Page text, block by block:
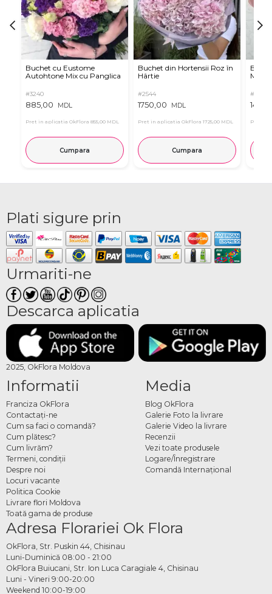
Buchet cu Eustome
Autohtone Mix cu Panglica
#3240
885,00 MDL
Pret in aplicatia OkFlora 855,00 MDL
Cumpara
Buchet din Hortensii Roz în
Hârtie
#2544
1750,00 MDL
Pret in aplicatia OkFlora 1725,00 MDL
Cumpara
Mov
#7659
Pret in
Plati sigure prin
Urmariti-ne
Descarca aplicatia
2025, OkFlora Moldova
Informatii
Franciza OkFlora
Contactaţi-ne
Cum sa faci o comandă?
Cum plătesc?
Cum livrăm?
Termeni, condiţii
Despre noi
Locuri vacante
Politica Cookie
Livrare flori Moldova
Toată gama de produse
Media
Blog OkFlora
Galerie Foto la livrare
Galerie Video la livrare
Recenzii
Vezi toate produsele
Logare/Înregistrare
Comandă Internațional
Adresa Florariei Ok Flora
OkFlora, Str. Puskin 44, Chisinau
Luni-Duminică 08:00 - 21:00
OkFlora Buiucani, Str. Ion Luca Caragiale 4, Chisinau
Luni - Vineri 9:00-20:00
Weekend 10:00-19:00